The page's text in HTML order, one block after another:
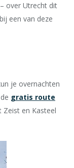
over Utrecht dit
een van deze
je overnachten
gratis route
Zeist en Kasteel